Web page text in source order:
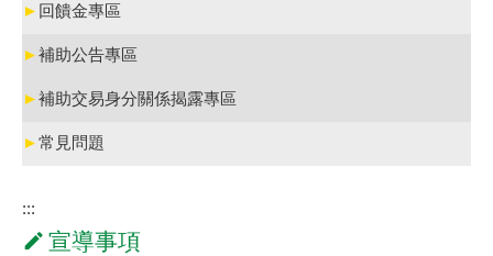
► 回饋金專區
►補助公告專區
►補助交易身分關係揭露專區
►常見問題
:::
宣導事項